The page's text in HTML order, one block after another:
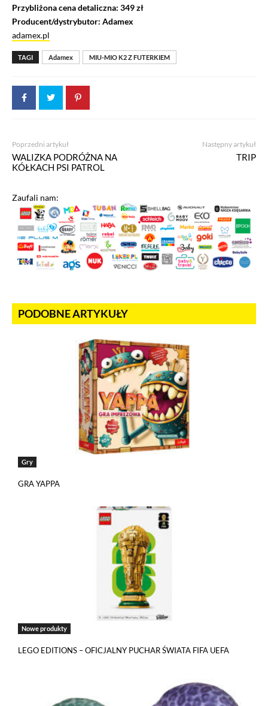
Przybliżona cena detaliczna: 349 zł
Producent/dystrybutor: Adamex
adamex.pl
TAGI Adamex MIU-MIO K2 Z FUTERKIEM
Poprzedni artykuł
WALIZKA PODRÓŻNA NA
KÓŁKACH PSI PATROL
Następny artykuł
TRIP
Zaufali nam:
PODOBNE ARTYKUŁY
Gry
GRA YAPPA
Nowe produkty
LEGO EDITIONS – OFICJALNY PUCHAR ŚWIATA FIFA UEFA